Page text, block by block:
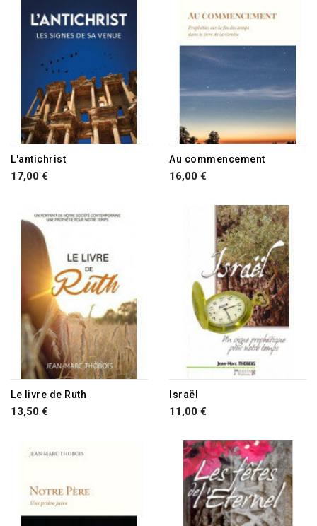
L'antichrist
17,00 €
Au commencement
16,00 €
Le livre de Ruth
13,50 €
Israël
11,00 €